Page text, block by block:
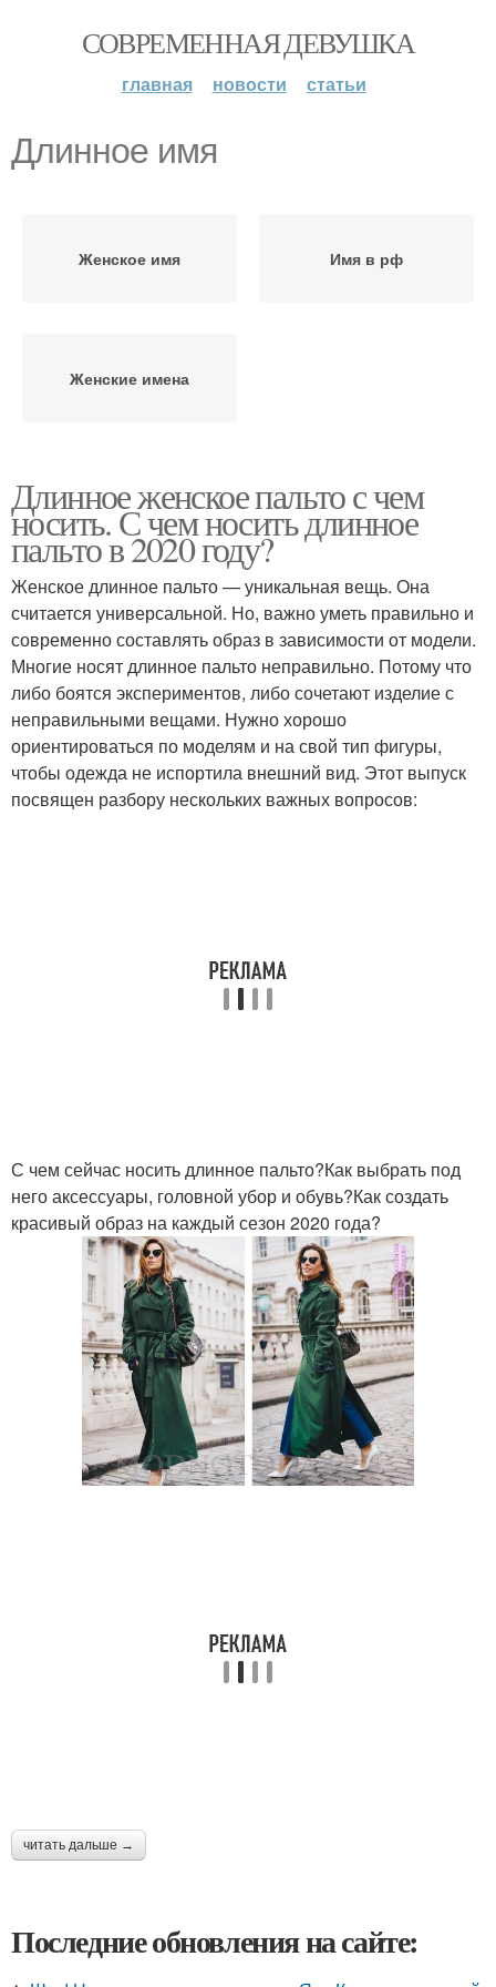
СОВРЕМЕННАЯ ДЕВУШКА
главная новости статьи
Длинное имя
Женское имя Имя в рф
Женские имена
Длинное женское пальто с чем
носить. С чем носить длинное
пальто в 2020 году?
Женское длинное пальто — уникальная вещь. Она
считается универсальной. Но, важно уметь правильно и
современно составлять образ в зависимости от модели.
Многие носят длинное пальто неправильно. Потому что
либо боятся экспериментов, либо сочетают изделие с
неправильными вещами. Нужно хорошо
ориентироваться по моделям и на свой тип фигуры,
чтобы одежда не испортила внешний вид. Этот выпуск
посвящен разбору нескольких важных вопросов:
С чем сейчас носить длинное пальто?Как выбрать под
него аксессуары, головной убор и обувь?Как создать
красивый образ на каждый сезон 2020 года?
читать дальше →
Последние обновления на сайте: